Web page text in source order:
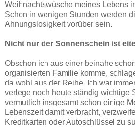
Weihnachtswüsche meines Lebens
Schon in wenigen Stunden werden
Ahnungslosigkeit vorüber sein.
Nicht nur der Sonnenschein ist
Obschon ich aus einer beinahe
organisierten Familie komme,
da wohl aus der Reihe. Ich war
verlege noch heute ständig wichtige
vermutlich insgesamt schon einige
Lebenszeit damit verbracht,
Kreditkarten oder Autoschlüssel zu